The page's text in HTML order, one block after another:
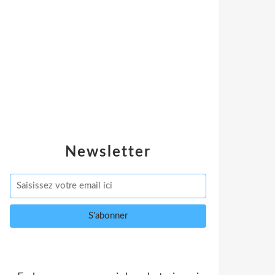
Newsletter